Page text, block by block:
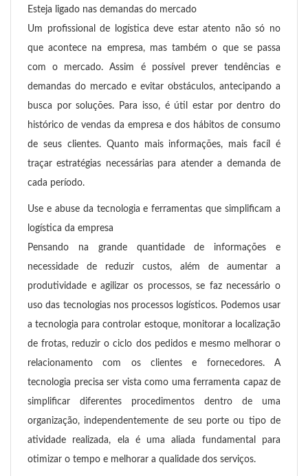
Esteja ligado nas demandas do mercado
Um profissional de logística deve estar atento não só no
que acontece na empresa, mas também o que se passa
com o mercado. Assim é possível prever tendências e
demandas do mercado e evitar obstáculos, antecipando a
busca por soluções. Para isso, é útil estar por dentro do
histórico de vendas da empresa e dos hábitos de consumo
de seus clientes. Quanto mais informações, mais facíl é
traçar estratégias necessárias para atender a demanda de
cada período.
Use e abuse da tecnologia e ferramentas que simplificam a
logística da empresa
Pensando na grande quantidade de informações e
necessidade de reduzir custos, além de aumentar a
produtividade e agilizar os processos, se faz necessário o
uso das tecnologias nos processos logísticos. Podemos usar
a tecnologia para controlar estoque, monitorar a localização
de frotas, reduzir o ciclo dos pedidos e mesmo melhorar o
relacionamento com os clientes e fornecedores. A
tecnologia precisa ser vista como uma ferramenta capaz de
simplificar diferentes procedimentos dentro de uma
organização, independentemente de seu porte ou tipo de
atividade realizada, ela é uma aliada fundamental para
otimizar o tempo e melhorar a qualidade dos serviços.